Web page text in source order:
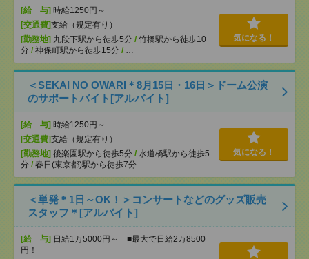
[給 与] 時給1250円～
[交通費]支給（規定有り）
[勤務地] 九段下駅から徒歩5分 / 竹橋駅から徒歩10
分 / 神保町駅から徒歩15分 / …
気になる！
＜SEKAI NO OWARI＊8月15日・16日＞ドーム公演
のサポートバイト[アルバイト]
[給 与] 時給1250円～
[交通費]支給（規定有り）
[勤務地] 後楽園駅から徒歩5分 / 水道橋駅から徒歩5
分 / 春日(東京都)駅から徒歩7分
気になる！
＜単発＊1日～OK！＞コンサートなどのグッズ販売
スタッフ＊[アルバイト]
[給 与] 日給1万5000円～ ■最大で日給2万8500
円！